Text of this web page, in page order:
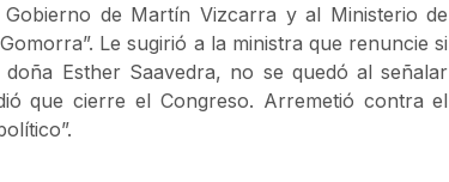
de Martín Vizcarra y al Ministerio de
Le sugirió a la ministra que renuncie si
Esther Saavedra, no se quedó al señalar
que cierre el Congreso. Arremetió contra el